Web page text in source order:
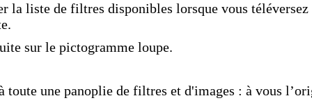
la liste de filtres disponibles lorsque vous
sur le pictogramme loupe.
toute une panoplie de filtres et d'images : à vous